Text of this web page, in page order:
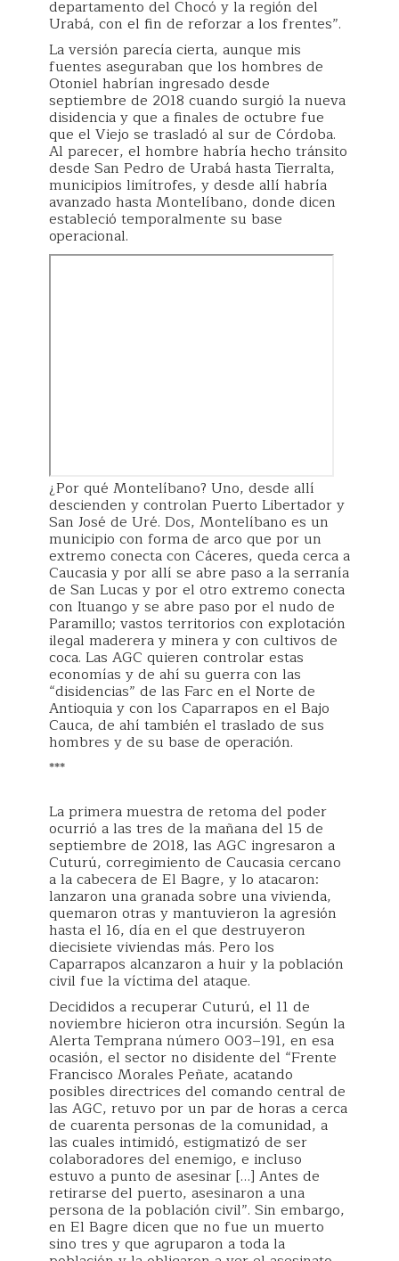
departamento del Chocó y la región del
Urabá, con el fin de reforzar a los frentes”.
La versión parecía cierta, aunque mis
fuentes aseguraban que los hombres de
Otoniel habrían ingresado desde
septiembre de 2018 cuando surgió la nueva
disidencia y que a finales de octubre fue
que el Viejo se trasladó al sur de Córdoba.
Al parecer, el hombre habría hecho tránsito
desde San Pedro de Urabá hasta Tierralta,
municipios limítrofes, y desde allí habría
avanzado hasta Montelíbano, donde dicen
estableció temporalmente su base
operacional.
¿Por qué Montelíbano? Uno, desde allí
descienden y controlan Puerto Libertador y
San José de Uré. Dos, Montelíbano es un
municipio con forma de arco que por un
extremo conecta con Cáceres, queda cerca a
Caucasia y por allí se abre paso a la serranía
de San Lucas y por el otro extremo conecta
con Ituango y se abre paso por el nudo de
Paramillo; vastos territorios con explotación
ilegal maderera y minera y con cultivos de
coca. Las AGC quieren controlar estas
economías y de ahí su guerra con las
“disidencias” de las Farc en el Norte de
Antioquia y con los Caparrapos en el Bajo
Cauca, de ahí también el traslado de sus
hombres y de su base de operación.
***
La primera muestra de retoma del poder
ocurrió a las tres de la mañana del 15 de
septiembre de 2018, las AGC ingresaron a
Cuturú, corregimiento de Caucasia cercano
a la cabecera de El Bagre, y lo atacaron:
lanzaron una granada sobre una vivienda,
quemaron otras y mantuvieron la agresión
hasta el 16, día en el que destruyeron
diecisiete viviendas más. Pero los
Caparrapos alcanzaron a huir y la población
civil fue la víctima del ataque.
Decididos a recuperar Cuturú, el 11 de
noviembre hicieron otra incursión. Según la
Alerta Temprana número 003–191, en esa
ocasión, el sector no disidente del “Frente
Francisco Morales Peñate, acatando
posibles directrices del comando central de
las AGC, retuvo por un par de horas a cerca
de cuarenta personas de la comunidad, a
las cuales intimidó, estigmatizó de ser
colaboradores del enemigo, e incluso
estuvo a punto de asesinar […] Antes de
retirarse del puerto, asesinaron a una
persona de la población civil”. Sin embargo,
en El Bagre dicen que no fue un muerto
sino tres y que agruparon a toda la